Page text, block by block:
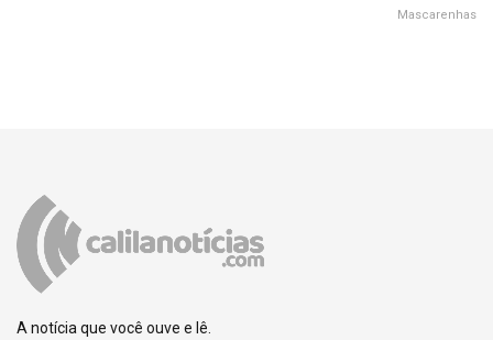
Mascarenhas
A notícia que você ouve e lê.